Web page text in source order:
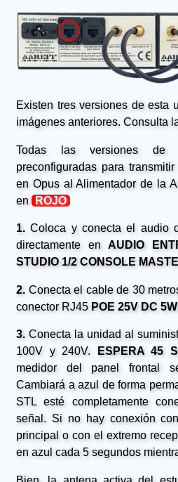
Existen tres versiones de esta
imágenes anteriores. Consulta
Todas las versiones de
preconfiguradas para
en Opus al Alimentador de la
en
ROJO
1. Coloca y conecta el audio
directamente en AUDIO
STUDIO 1/2 CONSOLE
2. Conecta el cable de 30
conector RJ45 POE 25V DC
3. Conecta la unidad al
100V y 240V.
ESPERA 45
medidor del panel frontal
Cambiará a azul de forma
STL esté completamente
señal. Si no hay conexión
principal o con el extremo
en azul cada 5 segundos